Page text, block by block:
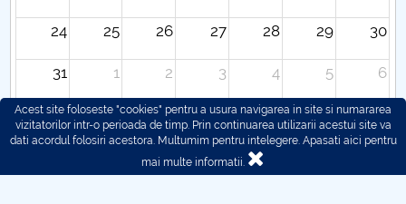
24 25 26 27 28 29 30
31 1 2 3 4 5 6
Acest site foloseste "cookies" pentru a usura navigarea in site si numararea
vizitatorilor intr-o perioada de timp. Prin continuarea utilizarii acestui site va
dati acordul folosiri acestora. Multumim pentru intelegere. Apasati aici pentru
mai multe informatii.